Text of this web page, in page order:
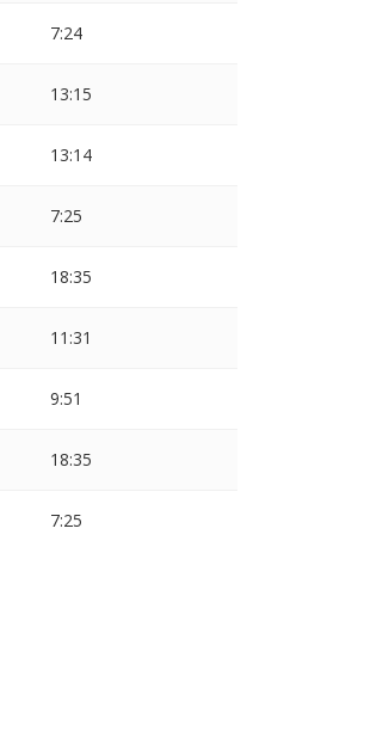
7:24
13:15
13:14
7:25
18:35
11:31
9:51
18:35
7:25